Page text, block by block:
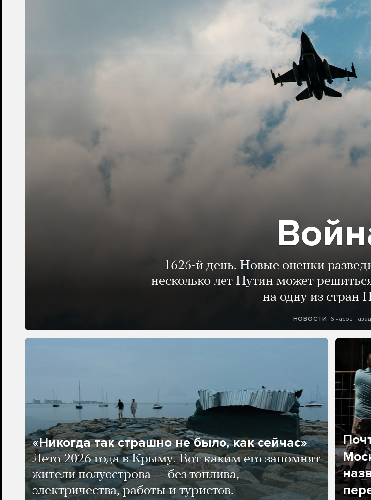
1626-й день. Новые оценки
несколько лет Путин может
на одну из стран
НОВОСТИ 6 часов назад
«Никогда так страшно не было, как сейчас»
Лето 2026 года в Крыму. Вот каким его запомнят
жители полуострова — без топлива,
электричества, работы и туристов.